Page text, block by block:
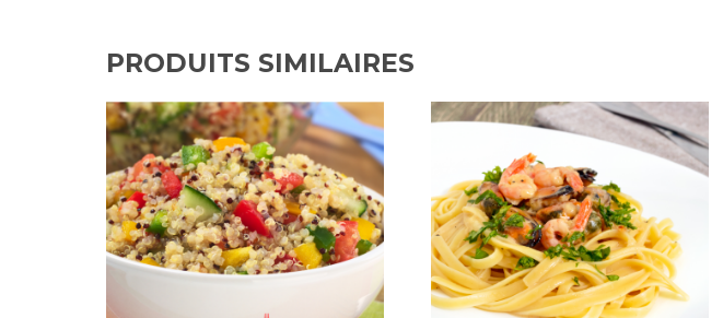
PRODUITS SIMILAIRES